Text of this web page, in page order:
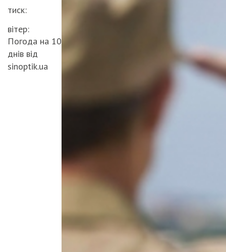
тиск:
вітер:
Погода на 10
днів від
sinoptik.ua